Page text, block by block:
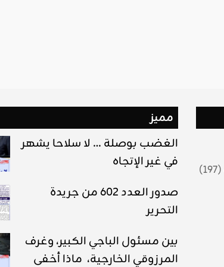
مميز
الغضب بوصلة … لا سلاحا يشهر
في غير الإتجاه
صدور العدد 602 من جريدة
التحرير
بين مسئول الباجي الكبير، وغرف
المرزوقي الخارجية، ماذا أخفى
(197)